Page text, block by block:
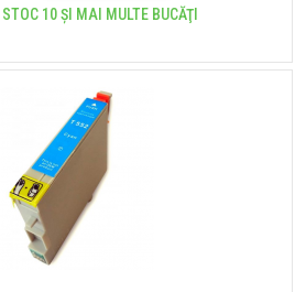
STOC 10 ȘI MAI MULTE BUCĂŢI